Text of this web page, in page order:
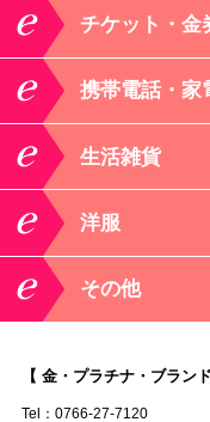
チケット・金
携帯電話・家
生活雑貨
洋服
その他
【 金・プラチナ・ブラン
Tel：0766-27-7120